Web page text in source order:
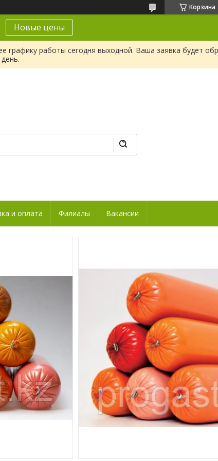
Корзина
Новые цены
работы сегодня выходной. Ваша заявка будет
и оплата Филиалы Вакансии